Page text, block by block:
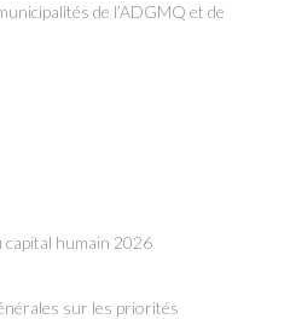
de l’ADGMQ et de
humain 2026
sur les priorités